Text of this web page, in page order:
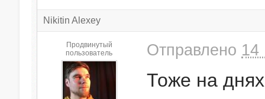
Nikitin Alexey
Продвинутый
пользователь
Отправлено 14
Тоже на